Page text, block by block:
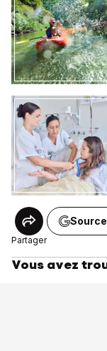
Partager
Vous avez